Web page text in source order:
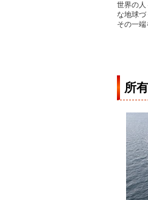
世界の人
な地球づ
その一端
所